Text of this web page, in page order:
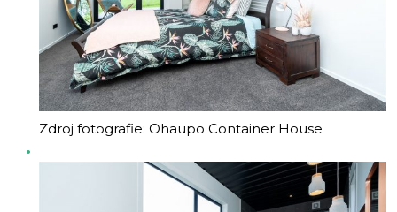
Zdroj fotografie: Ohaupo Container House